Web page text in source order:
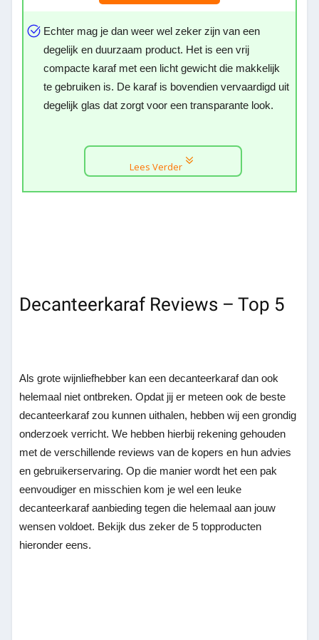
Echter mag je dan weer wel zeker zijn van een
degelijk en duurzaam product. Het is een vrij
compacte karaf met een licht gewicht die makkelijk
te gebruiken is. De karaf is bovendien vervaardigd uit
degelijk glas dat zorgt voor een transparante look.
Lees Verder
Decanteerkaraf Reviews – Top 5
Als grote wijnliefhebber kan een decanteerkaraf dan ook
helemaal niet ontbreken. Opdat jij er meteen ook de beste
decanteerkaraf zou kunnen uithalen, hebben wij een grondig
onderzoek verricht. We hebben hierbij rekening gehouden
met de verschillende reviews van de kopers en hun advies
en gebruikerservaring. Op die manier wordt het een pak
eenvoudiger en misschien kom je wel een leuke
decanteerkaraf aanbieding tegen die helemaal aan jouw
wensen voldoet. Bekijk dus zeker de 5 topproducten
hieronder eens.